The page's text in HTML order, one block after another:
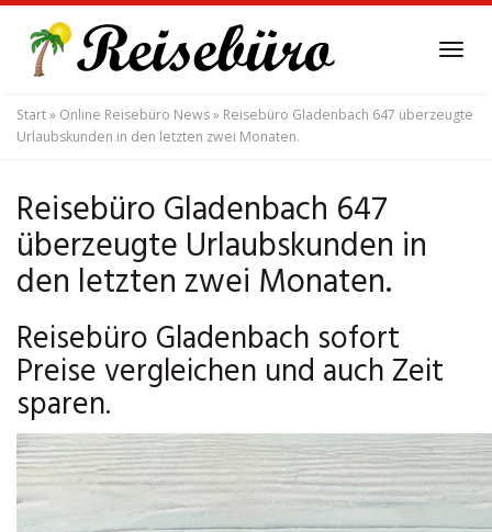
main
content
Start» Online Reisebüro News» Reisebüro Gladenbach 647 überzeugte
Urlaubskunden in den letzten zwei Monaten.
Reisebüro Gladenbach 647
überzeugte Urlaubskunden in
den letzten zwei Monaten.
Reisebüro Gladenbach sofort
Preise vergleichen und auch Zeit
sparen.